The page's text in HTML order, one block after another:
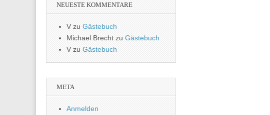
NEUESTE KOMMENTARE
V zu Gästebuch
Michael Brecht zu Gästebuch
Vzu Gästebuch
META
Anmelden